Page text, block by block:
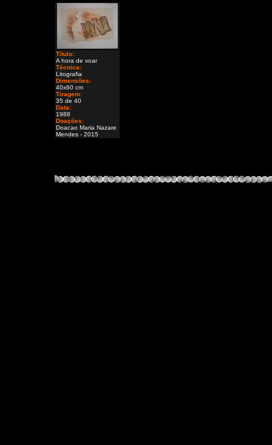
Título:
A hora de voar
Técnica:
Litografia
Dimensões:
40x60 cm
Tiragem:
35 de 40
Data:
1988
Doações:
Doacao Maria Nazare
Mendes - 2015